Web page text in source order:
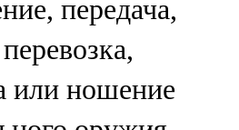
передача,
или ношение